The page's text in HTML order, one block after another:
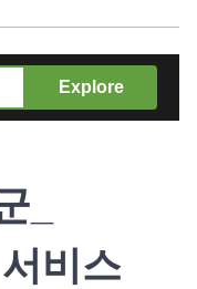
Explore
_
비스